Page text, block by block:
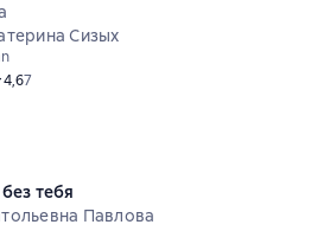
Сизых
рейтинг 4,6 на основе 7 оценок
4,67
тебя
Павлова